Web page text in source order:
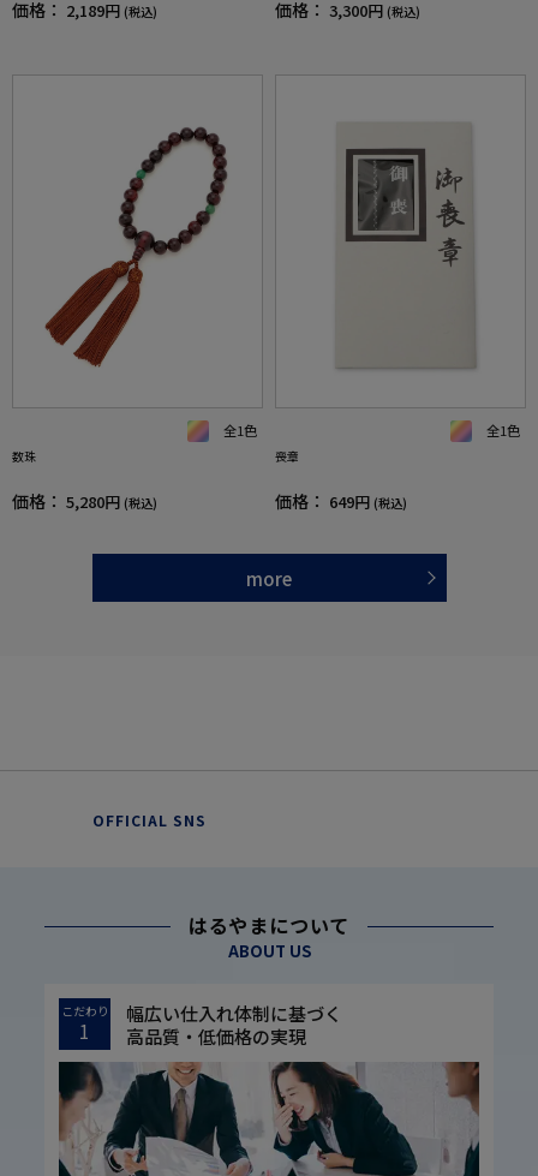
価格： 2,189円 (税込) 価格： 3,300円 (税込)
全1色
数珠
価格： 5,280円 (税込)
全1色
喪章
価格： 649円 (税込)
more
OFFICIAL SNS
はるやまについて
ABOUT US
こだわり
1
幅広い仕入れ体制に基づく
高品質・低価格の実現